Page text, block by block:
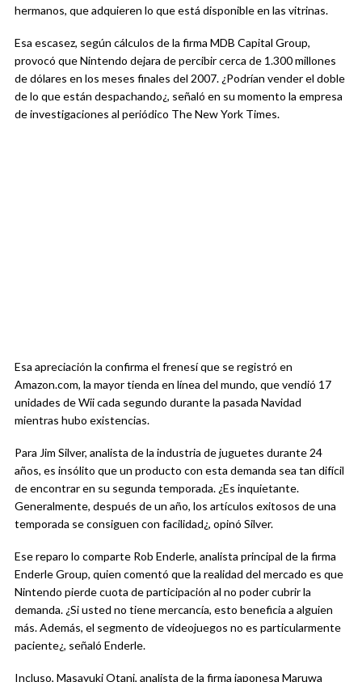
hermanos, que adquieren lo que está disponible en las vitrinas.
Esa escasez, según cálculos de la firma MDB Capital Group,
provocó que Nintendo dejara de percibir cerca de 1.300 millones
de dólares en los meses finales del 2007. ¿Podrían vender el doble
de lo que están despachando¿, señaló en su momento la empresa
de investigaciones al periódico The New York Times.
Esa apreciación la confirma el frenesí que se registró en
Amazon.com, la mayor tienda en línea del mundo, que vendió 17
unidades de Wii cada segundo durante la pasada Navidad
mientras hubo existencias.
Para Jim Silver, analista de la industria de juguetes durante 24
años, es insólito que un producto con esta demanda sea tan difícil
de encontrar en su segunda temporada. ¿Es inquietante.
Generalmente, después de un año, los artículos exitosos de una
temporada se consiguen con facilidad¿, opinó Silver.
Ese reparo lo comparte Rob Enderle, analista principal de la firma
Enderle Group, quien comentó que la realidad del mercado es que
Nintendo pierde cuota de participación al no poder cubrir la
demanda. ¿Si usted no tiene mercancía, esto beneficia a alguien
más. Además, el segmento de videojuegos no es particularmente
paciente¿, señaló Enderle.
Incluso, Masayuki Otani, analista de la firma japonesa Maruwa